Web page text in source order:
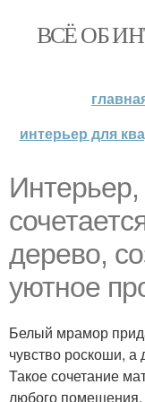
ВСЁ ОБ
интерьер для
дерево,
уютное
Белый мрамор
чувство роскоши, а
Такое сочетание
любого помещения,